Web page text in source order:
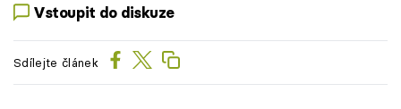
Vstoupit do diskuze
Sdílejte článek